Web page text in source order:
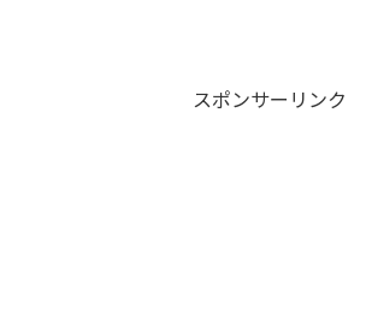
スポンサーリンク